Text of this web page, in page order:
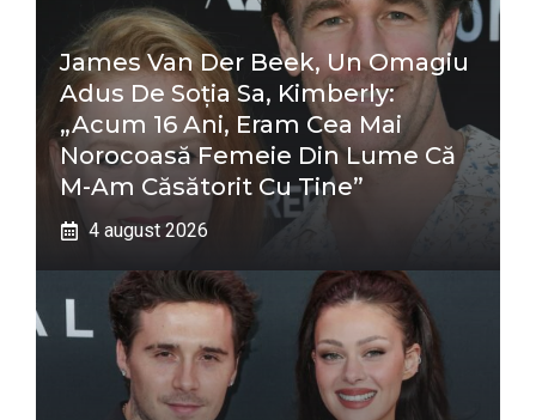
James Van Der Beek, Un Omagiu
Adus De Soția Sa, Kimberly:
„Acum 16 Ani, Eram Cea Mai
Norocoasă Femeie Din Lume Că
M-Am Căsătorit Cu Tine”
4 august 2026